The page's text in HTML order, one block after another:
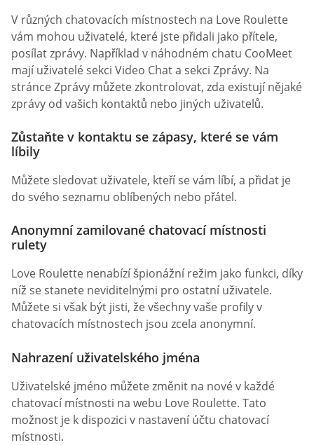
V různých chatovacích místnostech na Love Roulette
vám mohou uživatelé, které jste přidali jako přítele,
posílat zprávy. Například v náhodném chatu CooMeet
mají uživatelé sekci Video Chat a sekci Zprávy. Na
stránce Zprávy můžete zkontrolovat, zda existují nějaké
zprávy od vašich kontaktů nebo jiných uživatelů.
Zůstaňte v kontaktu se zápasy, které se vám
líbily
Můžete sledovat uživatele, kteří se vám líbí, a přidat je
do svého seznamu oblíbených nebo přátel.
Anonymní zamilované chatovací místnosti
rulety
Love Roulette nenabízí špionážní režim jako funkci, díky
níž se stanete neviditelnými pro ostatní uživatele.
Můžete si však být jisti, že všechny vaše profily v
chatovacích místnostech jsou zcela anonymní.
Nahrazení uživatelského jména
Uživatelské jméno můžete změnit na nové v každé
chatovací místnosti na webu Love Roulette. Tato
možnost je k dispozici v nastavení účtu chatovací
místnosti.